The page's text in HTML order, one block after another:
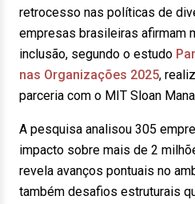
retrocesso nas políticas de
empresas brasileiras afirmam
inclusão, segundo o estudo
nas Organizações 2025,
parceria com o MIT Sloan
A pesquisa analisou 305
impacto sobre mais de 2
revela avanços pontuais no
também desafios estruturais